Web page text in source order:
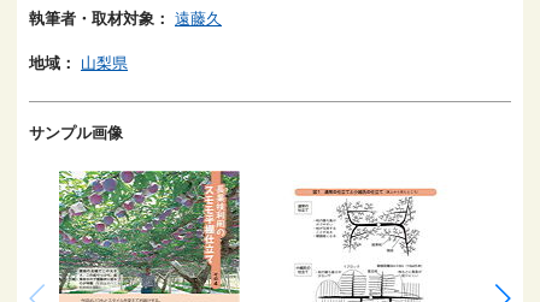
執筆者・取材対象： 遠藤久
地域： 山梨県
サンプル画像